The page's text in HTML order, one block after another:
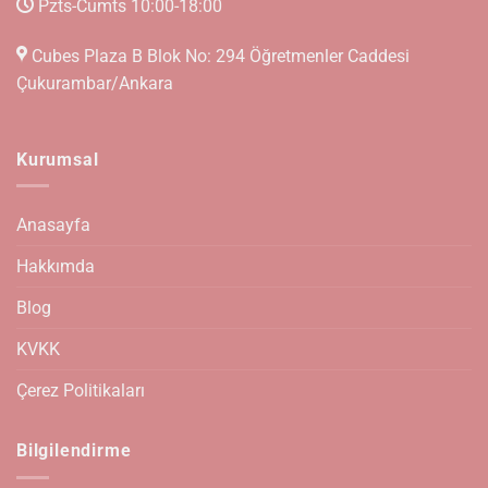
Pzts-Cumts 10:00-18:00
Cubes Plaza B Blok No: 294 Öğretmenler Caddesi
Çukurambar/Ankara
Kurumsal
Anasayfa
Hakkımda
Blog
KVKK
Çerez Politikaları
Bilgilendirme